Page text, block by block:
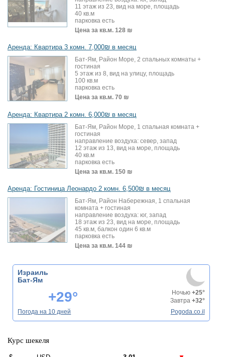
11 этаж из 23, вид на море, площадь
40 кв.м
парковка есть
Цена за кв.м. 128 ₪
Аренда: Квартира 3 комн. 7,000₪ в месяц
Бат-Ям, Район Море, 2 спальных комнаты +
гостиная
5 этаж из 8, вид на улицу, площадь
100 кв.м
парковка есть
Цена за кв.м. 70 ₪
Аренда: Квартира 2 комн. 6,000₪ в месяц
Бат-Ям, Район Море, 1 спальная комната +
гостиная
направление воздуха: север, запад
12 этаж из 13, вид на море, площадь
40 кв.м
парковка есть
Цена за кв.м. 150 ₪
Аренда: Гостиница Леонардо 2 комн. 6,500₪ в месяц
Бат-Ям, Район Набережная, 1 спальная
комната + гостиная
направление воздуха: юг, запад
18 этаж из 23, вид на море, площадь
45 кв.м, балкон один 6 кв.м
парковка есть
Цена за кв.м. 144 ₪
Израиль
Бат-Ям
+29° Ночью +25°
Завтра +32°
Погода на 10 дней
Pogoda.co.il
Курс шекеля